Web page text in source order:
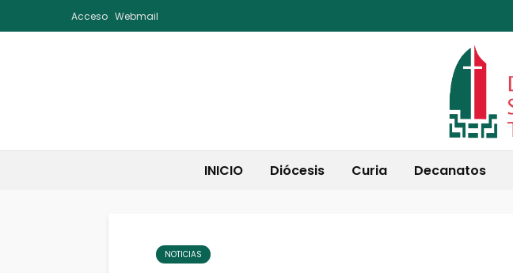
Acceso Webmail
INICIO Diócesis Curia Decanatos
NOTICIAS